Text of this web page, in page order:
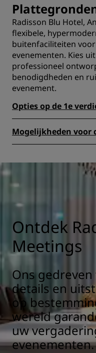
Radisson Blu Hotel,
flexibele,
buitenfaciliteiten
evenementen. Kies
professioneel
benodigdheden en
evenement.
Opties op de 1e
Mogelijkheden voor
Ontdek
Meetings
Ons
details en
op
wereld
uw
evenementen.